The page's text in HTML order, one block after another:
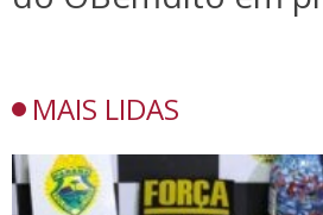
MAIS LIDAS